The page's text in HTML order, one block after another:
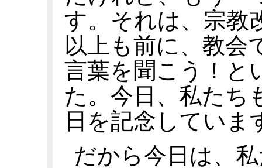
す。それは、宗教
以上も前に、教会
言葉を聞こう！と
た。今日、私たち
日を記念していま
だから今日は、